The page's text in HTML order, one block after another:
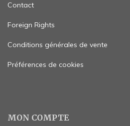
Contact
Foreign Rights
Conditions générales de vente
Préférences de cookies
MON COMPTE